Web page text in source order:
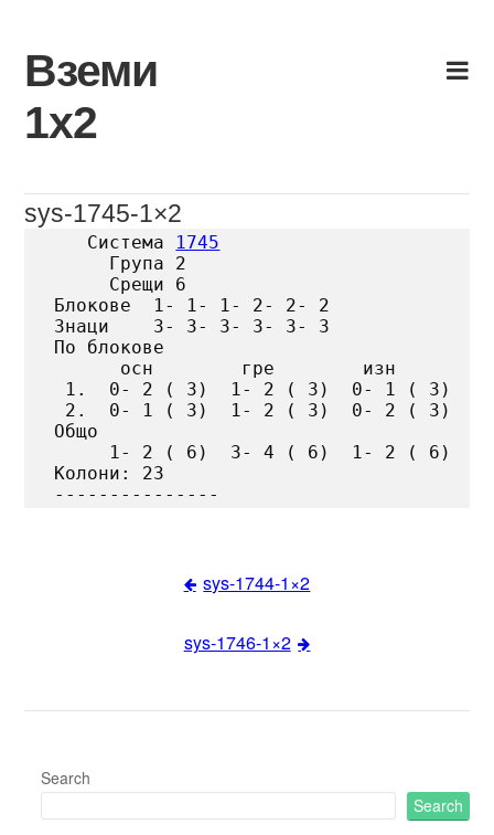
content
Вземи
1х2
sys-1745-1×2
   Система
1745
     Група 2
     Срещи 6
Блокове  1- 1- 1- 2- 2- 2
Знаци    3- 3- 3- 3- 3- 3
По блокове
      осн        гре        изн
1.  0- 2 ( 3)  1- 2 ( 3)  0- 1 ( 3)
2.  0- 1 ( 3)  1- 2 ( 3)  0- 2 ( 3)
Общо
     1- 2 ( 6)  3- 4 ( 6)  1- 2 ( 6)
Колони: 23
sys-1744-1×2
sys-1746-1×2
Search
Search